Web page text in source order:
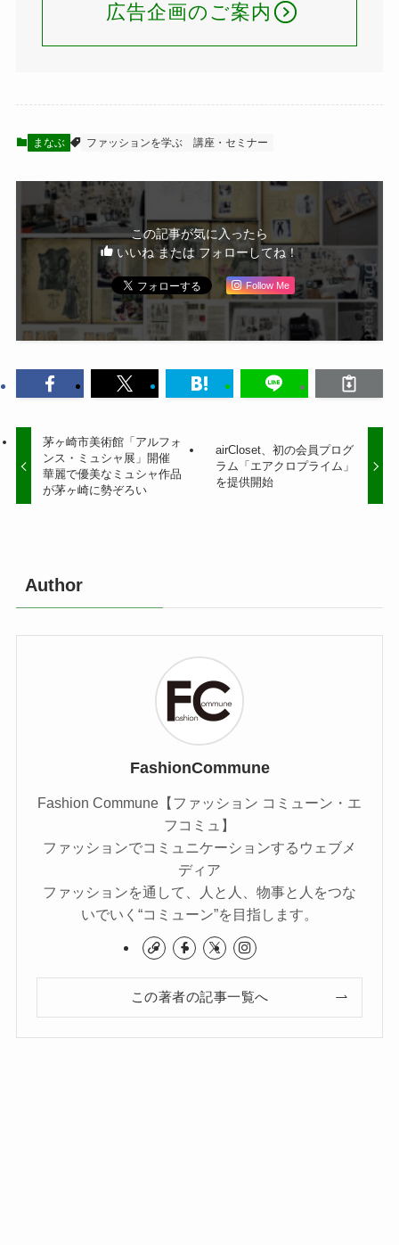
広告企画のご案内
まなぶ ファッションを学ぶ 講座・セミナー
この記事が気に入ったら
いいね または フォローしてね！
Follow Me
茅ヶ崎市美術館「アルフォ
ンス・ミュシャ展」開催
華麗で優美なミュシャ作品
が茅ヶ崎に勢ぞろい
airCloset、初の会員プログ
ラム「エアクロプライム」
を提供開始
Author
FashionCommune
Fashion Commune【ファッション コミューン・エ
フコミュ】
ファッションでコミュニケーションするウェブメ
ディア
ファッションを通して、人と人、物事と人をつな
いでいく“コミューン”を目指します。
この著者の記事一覧へ